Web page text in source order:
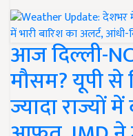
आज दिल्ली-
मौसम? यूपी से
ज्यादा राज्यों